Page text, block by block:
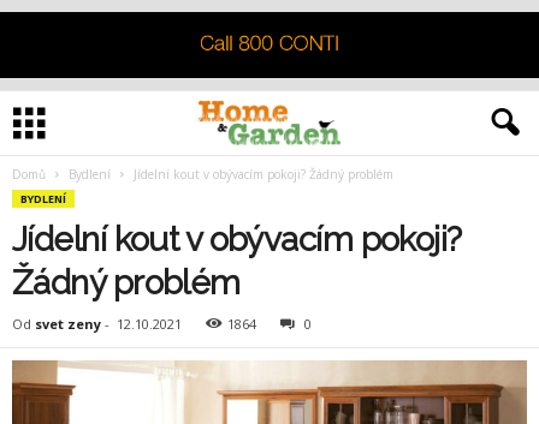
Domů Bydlení Jídelní kout v obývacím pokoji? Žádný problém
BYDLENÍ
Jídelní kout v obývacím pokoji?
Žádný problém
Od svet zeny - 12.10.2021 1864 0